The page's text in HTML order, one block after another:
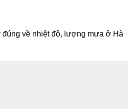
đúng về nhiệt độ, lượng mưa ở Hà